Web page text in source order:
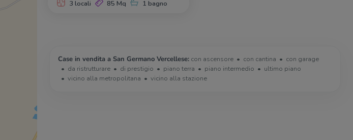
3 locali 85 Mq 1 bagno
Case in vendita a San Germano Vercellese: con ascensore con cantina
con garage
da ristrutturare
di prestigio piano terra piano intermedio
ultimo piano
vicino alla metropolitana
vicino alla stazione